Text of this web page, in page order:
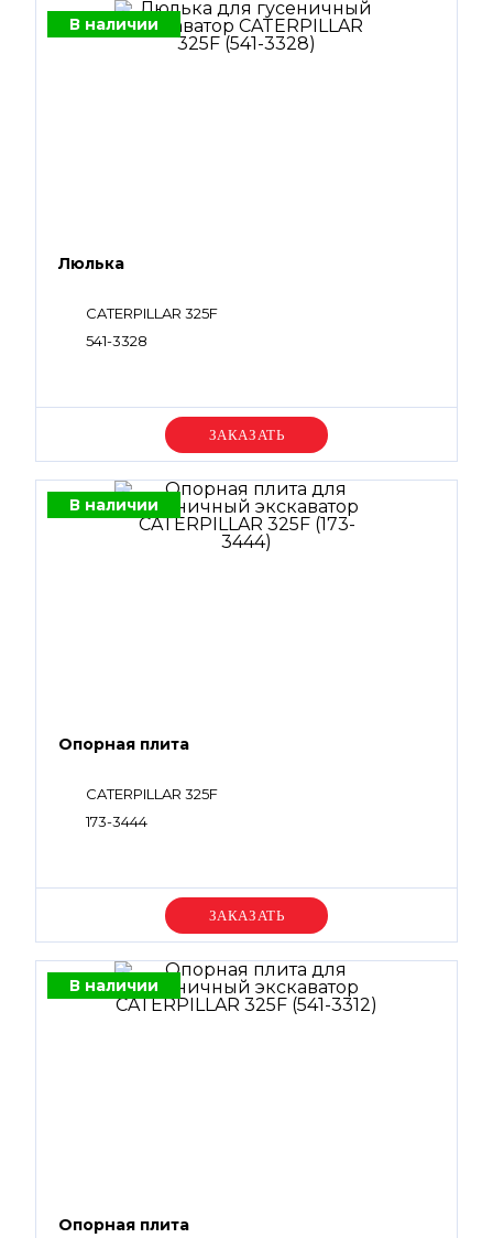
В наличии
Люлька
CATERPILLAR 325F
541-3328
Уточняйте цену
В наличии
Опорная плита
CATERPILLAR 325F
173-3444
Уточняйте цену
В наличии
Опорная плита